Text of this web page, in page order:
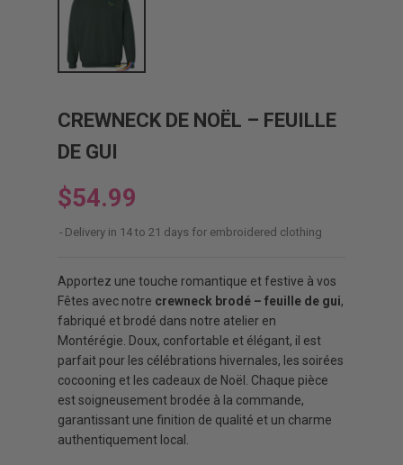
CREWNECK DE NOËL – FEUILLE
DE GUI
$54.99
Delivery in 14 to 21 days for embroidered clothing
Apportez une touche romantique et festive à vos
Fêtes avec notre crewneck brodé – feuille de gui,
fabriqué et brodé dans notre atelier en
Montérégie. Doux, confortable et élégant, il est
parfait pour les célébrations hivernales, les soirées
cocooning et les cadeaux de Noël. Chaque pièce
est soigneusement brodée à la commande,
garantissant une finition de qualité et un charme
authentiquement local.